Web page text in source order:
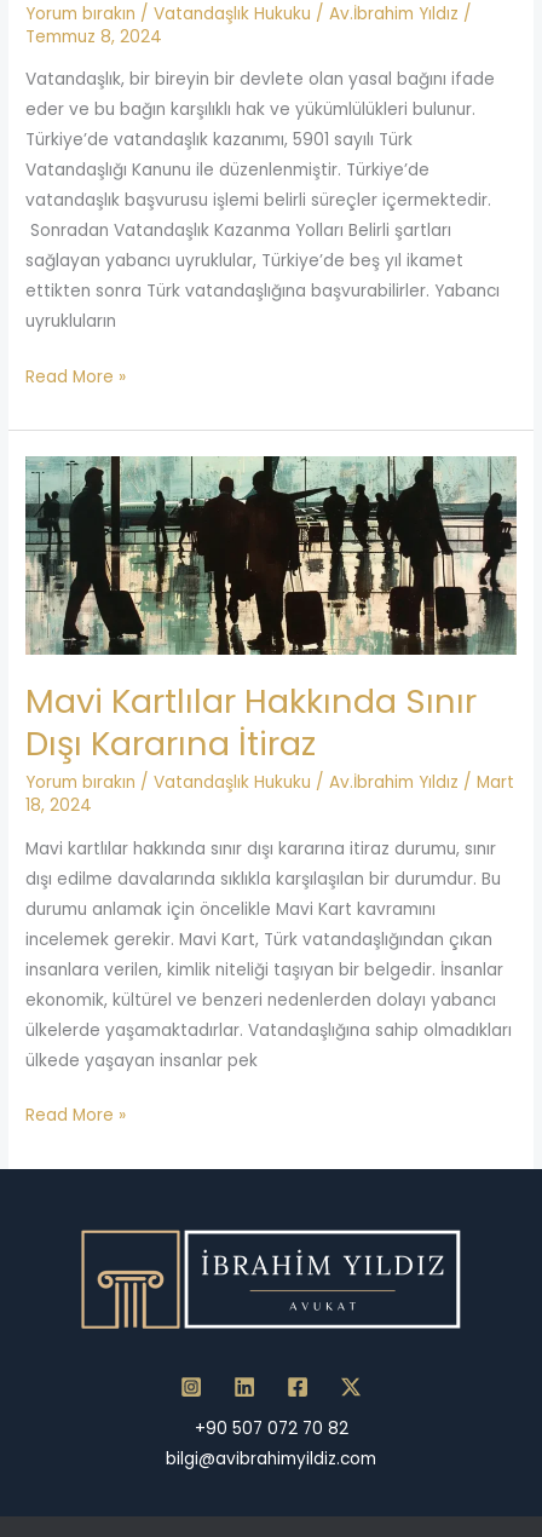
Yorum bırakın /Vatandaşlık Hukuku /Av.İbrahim Yıldız /
Temmuz 8, 2024
Vatandaşlık, bir bireyin bir devlete olan yasal bağını ifade
eder ve bu bağın karşılıklı hak ve yükümlülükleri bulunur.
Türkiye’de vatandaşlık kazanımı, 5901 sayılı Türk
Vatandaşlığı Kanunu ile düzenlenmiştir. Türkiye’de
vatandaşlık başvurusu işlemi belirli süreçler içermektedir.
Sonradan Vatandaşlık Kazanma Yolları Belirli şartları
sağlayan yabancı uyruklular, Türkiye’de beş yıl ikamet
ettikten sonra Türk vatandaşlığına başvurabilirler. Yabancı
uyrukluların
Read More »
Mavi Kartlılar Hakkında Sınır
Dışı Kararına İtiraz
Yorum bırakın /Vatandaşlık Hukuku /Av.İbrahim Yıldız /Mart
18, 2024
Mavi kartlılar hakkında sınır dışı kararına itiraz durumu, sınır
dışı edilme davalarında sıklıkla karşılaşılan bir durumdur. Bu
durumu anlamak için öncelikle Mavi Kart kavramını
incelemek gerekir. Mavi Kart, Türk vatandaşlığından çıkan
insanlara verilen, kimlik niteliği taşıyan bir belgedir. İnsanlar
ekonomik, kültürel ve benzeri nedenlerden dolayı yabancı
ülkelerde yaşamaktadırlar. Vatandaşlığına sahip olmadıkları
ülkede yaşayan insanlar pek
Mavi
Kartlılar
Hakkında
Sınır
Dışı
Kararına
İtiraz
Read More »
+90 507 072 70 82
bilgi@avibrahimyildiz.com